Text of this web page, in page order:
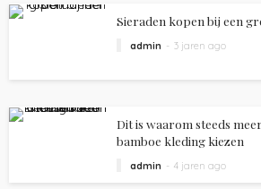
Sieraden kopen bij een
admin 3 jaren ago
Dit is waarom steeds
bamboe kleding kiezen
admin 4 jaren ago